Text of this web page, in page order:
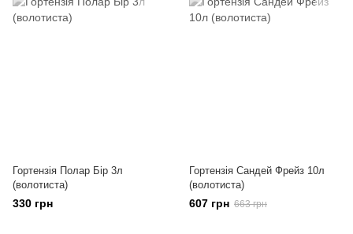
Гортензія Полар Бір 3л
(волотиста)
330 грн
Гортензія Сандей Фрейз 10л
(волотиста)
607 грн 663 грн